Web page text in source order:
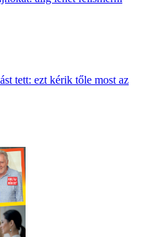
tett: ezt kérik tőle most az